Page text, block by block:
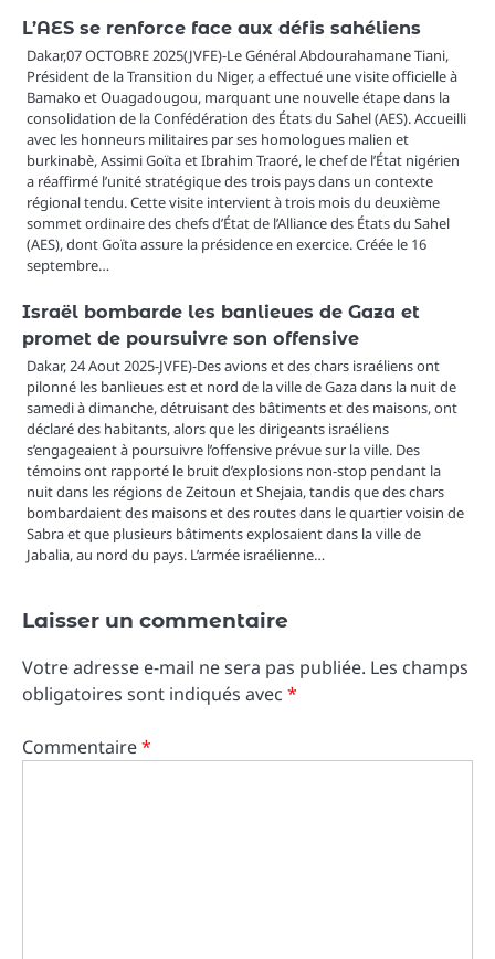
L’AES se renforce face aux défis sahéliens
Dakar,07 OCTOBRE 2025(JVFE)-Le Général Abdourahamane Tiani,
Président de la Transition du Niger, a effectué une visite officielle à
Bamako et Ouagadougou, marquant une nouvelle étape dans la
consolidation de la Confédération des États du Sahel (AES). Accueilli
avec les honneurs militaires par ses homologues malien et
burkinabè, Assimi Goïta et Ibrahim Traoré, le chef de l’État nigérien
a réaffirmé l’unité stratégique des trois pays dans un contexte
régional tendu. Cette visite intervient à trois mois du deuxième
sommet ordinaire des chefs d’État de l’Alliance des États du Sahel
(AES), dont Goïta assure la présidence en exercice. Créée le 16
septembre…
Israël bombarde les banlieues de Gaza et
promet de poursuivre son offensive
Dakar, 24 Aout 2025-JVFE)-Des avions et des chars israéliens ont
pilonné les banlieues est et nord de la ville de Gaza dans la nuit de
samedi à dimanche, détruisant des bâtiments et des maisons, ont
déclaré des habitants, alors que les dirigeants israéliens
s’engageaient à poursuivre l’offensive prévue sur la ville. Des
témoins ont rapporté le bruit d’explosions non-stop pendant la
nuit dans les régions de Zeitoun et Shejaia, tandis que des chars
bombardaient des maisons et des routes dans le quartier voisin de
Sabra et que plusieurs bâtiments explosaient dans la ville de
Jabalia, au nord du pays. L’armée israélienne…
Laisser un commentaire
Votre adresse e-mail ne sera pas publiée. Les champs
obligatoires sont indiqués avec *
Commentaire*